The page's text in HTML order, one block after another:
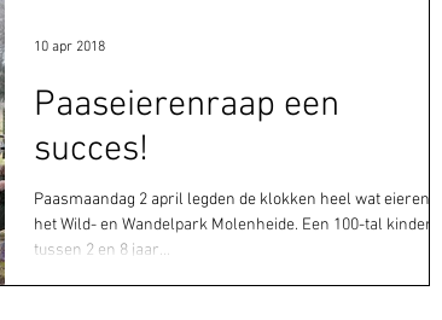
Paaseierenraap een
succes!
Paasmaandag 2 april legden de klokken heel wat eieren in
het Wild- en Wandelpark Molenheide. Een 100-tal kinderen
tussen 2 en 8 jaar...
10 apr 2018